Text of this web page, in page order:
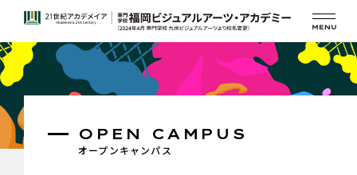
オープンキャンパス
OPEN CAMPUS